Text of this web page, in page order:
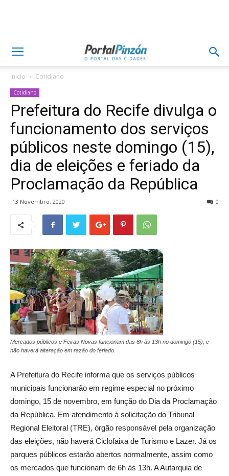
Inicio Cotidiano
Cotidiano
Prefeitura do Recife divulga o
funcionamento dos serviços
públicos neste domingo (15),
dia de eleições e feriado da
Proclamação da República
13 Novembro, 2020 0
Mercados públicos e Feiras Novas funcionam das 6h às 13h no domingo (15), e
não haverá alteração em razão do feriado.
A Prefeitura do Recife informa que os serviços públicos
municipais funcionarão em regime especial no próximo
domingo, 15 de novembro, em função do Dia da Proclamação
da República. Em atendimento à solicitação do Tribunal
Regional Eleitoral (TRE), órgão responsável pela organização
das eleições, não haverá Ciclofaixa de Turismo e Lazer. Já os
parques públicos estarão abertos normalmente, assim como
os mercados que funcionam de 6h às 13h. A Autarquia de